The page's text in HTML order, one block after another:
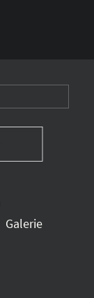
Galerie